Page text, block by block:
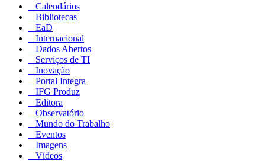
Calendários
Bibliotecas
EaD
Internacional
Dados Abertos
Serviços de TI
Inovação
Portal Integra
IFG Produz
Editora
Observatório
Mundo do Trabalho
Eventos
Imagens
Vídeos